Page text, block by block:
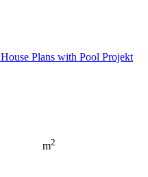
House Plans with Pool Projekt
m2